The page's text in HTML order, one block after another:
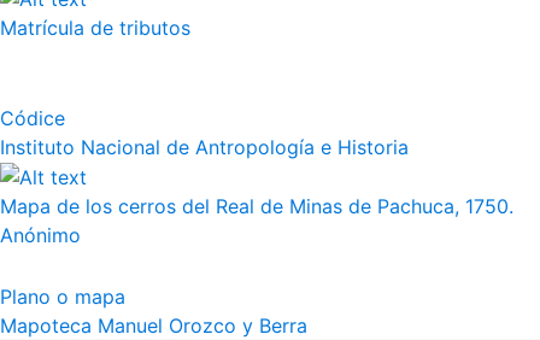
Matrícula de tributos
Códice
Instituto Nacional de Antropología e Historia
Mapa de los cerros del Real de Minas de Pachuca, 1750.
Anónimo
Plano o mapa
Mapoteca Manuel Orozco y Berra